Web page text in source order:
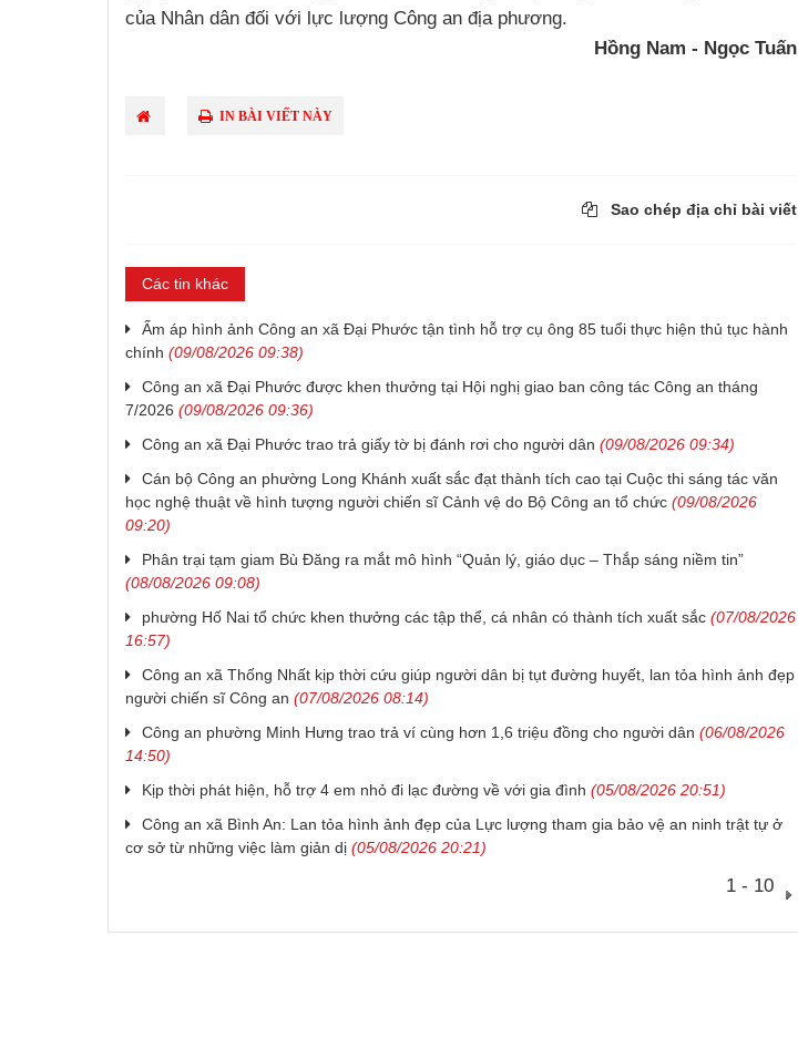
của Nhân dân đối với lực lượng Công an địa phương.
Hồng Nam - Ngọc Tuấn
IN BÀI VIẾT NÀY
Sao chép địa chỉ bài viết
Các tin khác
Ấm áp hình ảnh Công an xã Đại Phước tận tình hỗ trợ cụ ông 85 tuổi thực hiện thủ tục hành
chính (09/08/2026 09:38)
Công an xã Đại Phước được khen thưởng tại Hội nghị giao ban công tác Công an tháng
7/2026 (09/08/2026 09:36)
Công an xã Đại Phước trao trả giấy tờ bị đánh rơi cho người dân (09/08/2026 09:34)
Cán bộ Công an phường Long Khánh xuất sắc đạt thành tích cao tại Cuộc thi sáng tác văn
học nghệ thuật về hình tượng người chiến sĩ Cảnh vệ do Bộ Công an tổ chức (09/08/2026
09:20)
Phân trại tạm giam Bù Đăng ra mắt mô hình “Quản lý, giáo dục – Thắp sáng niềm tin”
(08/08/2026 09:08)
phường Hố Nai tổ chức khen thưởng các tập thể, cá nhân có thành tích xuất sắc (07/08/2026
16:57)
Công an xã Thống Nhất kịp thời cứu giúp người dân bị tụt đường huyết, lan tỏa hình ảnh đẹp
người chiến sĩ Công an (07/08/2026 08:14)
Công an phường Minh Hưng trao trả ví cùng hơn 1,6 triệu đồng cho người dân (06/08/2026
14:50)
Kịp thời phát hiện, hỗ trợ 4 em nhỏ đi lạc đường về với gia đình (05/08/2026 20:51)
Công an xã Bình An: Lan tỏa hình ảnh đẹp của Lực lượng tham gia bảo vệ an ninh trật tự ở
cơ sở từ những việc làm giản dị (05/08/2026 20:21)
1 - 10
Kim Tuấn